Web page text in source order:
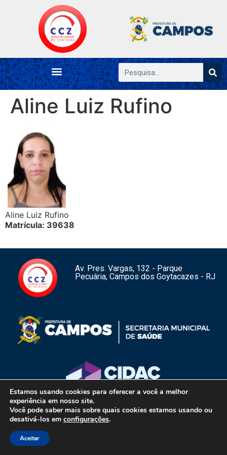
Aline Luiz Rufino
Aline Luiz Rufino
Matrícula: 39638
Av. Pres. Vargas, 132 - Parque
Pecuária, Campos dos Goytacazes - RJ
Centro de Controle de Zoonoses de Campos dos Goytacazes – RJ –
Copyright 2026 – Todos os direitos reservados.
Estamos usando cookies para oferecer a você a melhor
experiência em nosso site.
Você pode saber mais sobre quais cookies estamos usando ou
desativá-los em configurações.
Aceitar
1